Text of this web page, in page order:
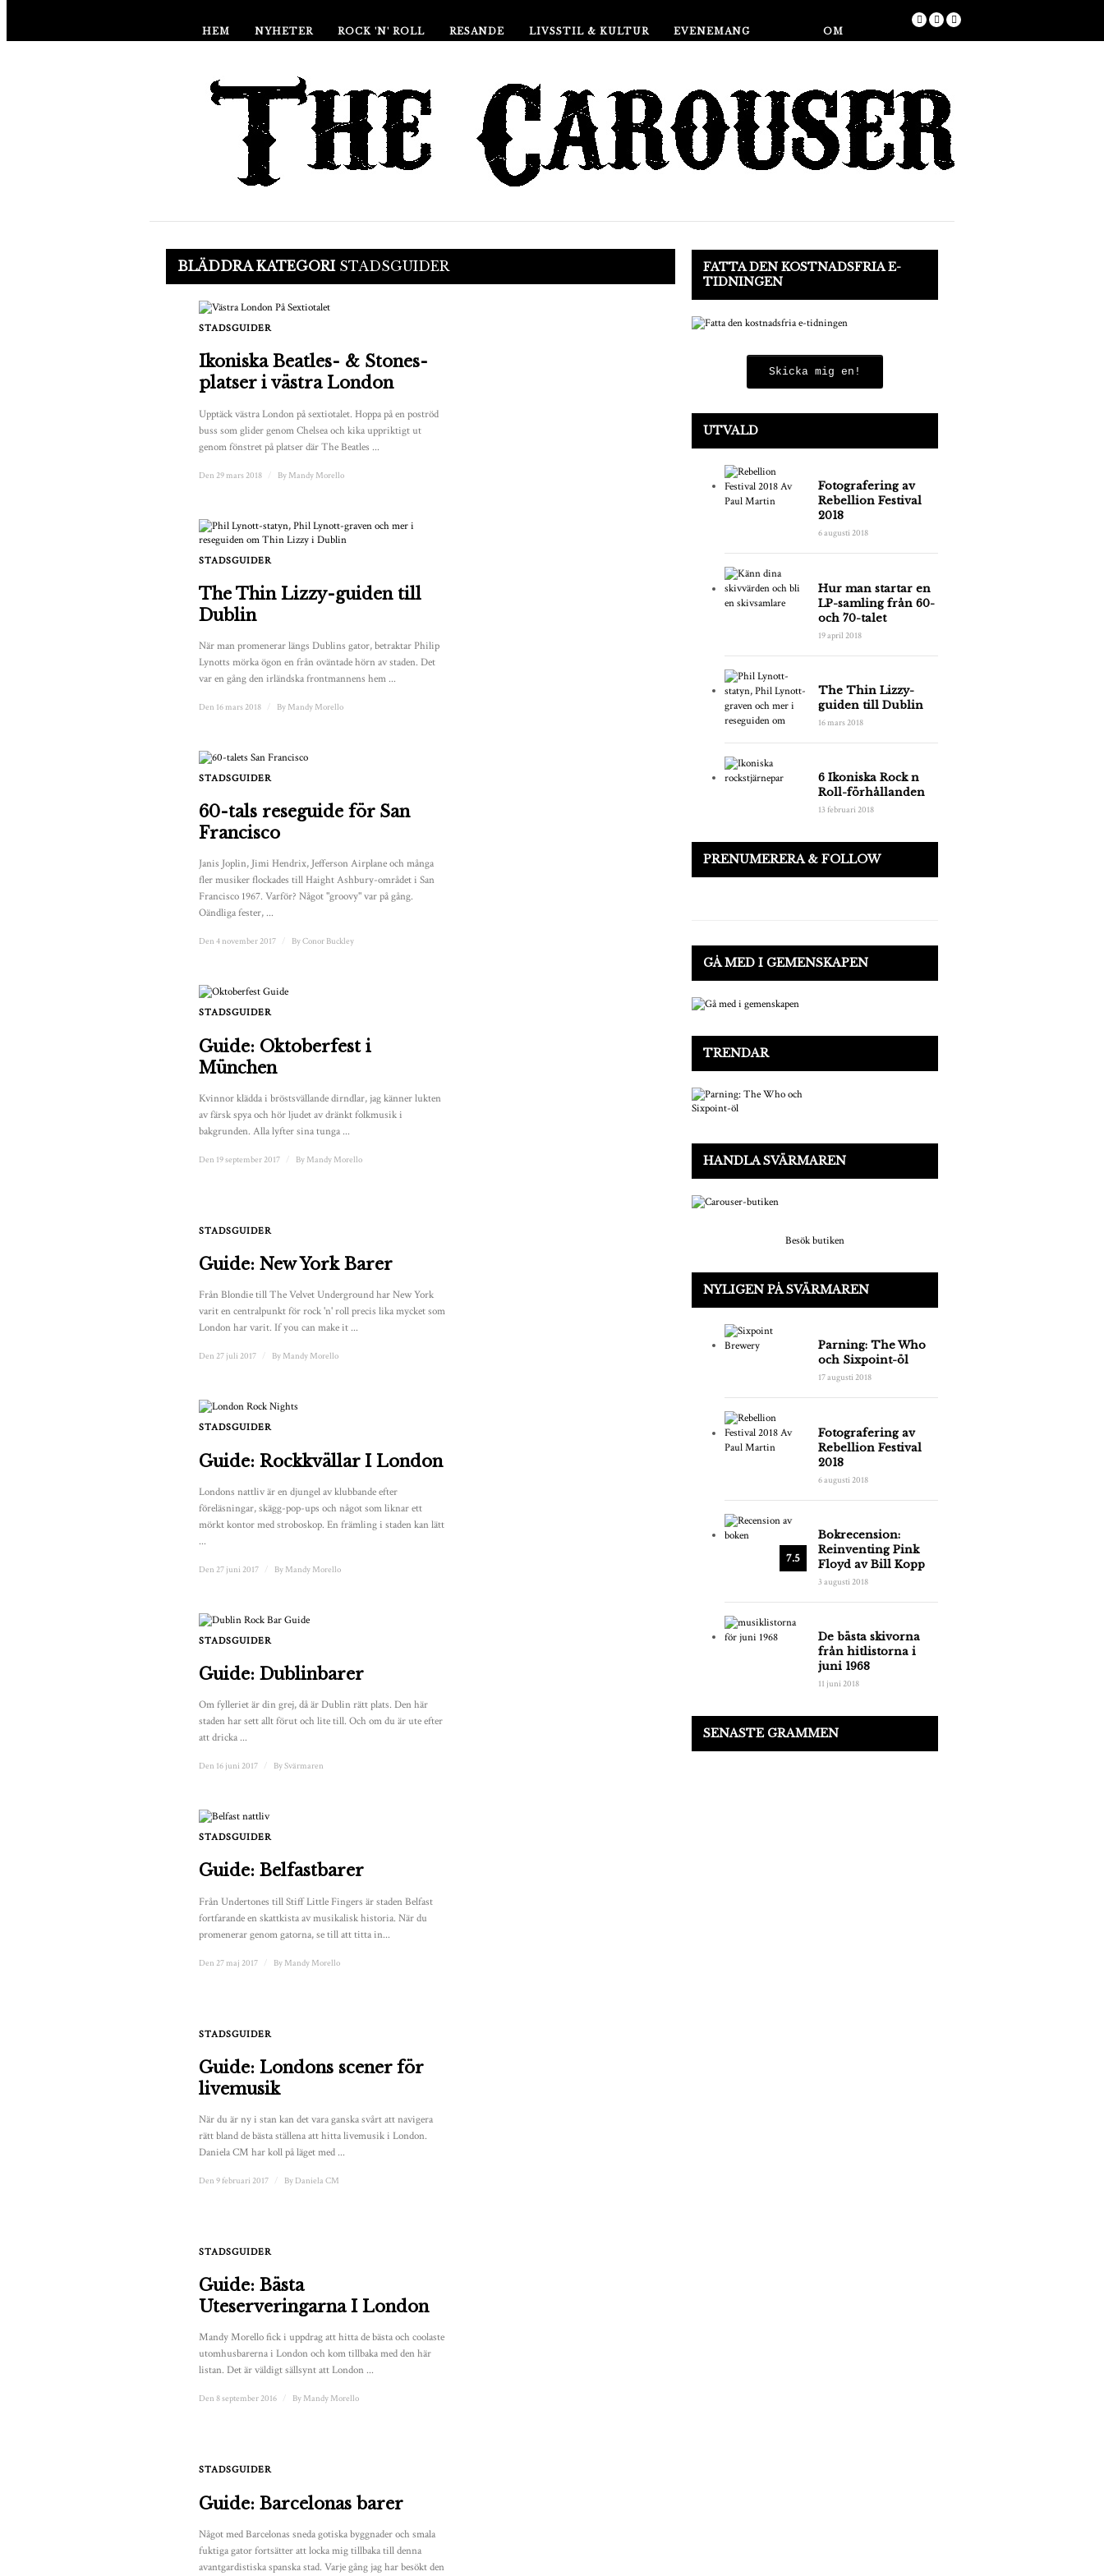
HEM NYHETER ROCK 'N' ROLL RESANDE LIVSSTIL & KULTUR EVENEMANG OM
BLÄDDRA KATEGORI STADSGUIDER
STADSGUIDER
Ikoniska Beatles- & Stones-
platser i västra London
Upptäck västra London på sextiotalet. Hoppa på en poströd
buss som glider genom Chelsea och kika uppriktigt ut
genom fönstret på platser där The Beatles ...
Den 29 mars 2018 By Mandy Morello
STADSGUIDER
The Thin Lizzy-guiden till
Dublin
När man promenerar längs Dublins gator, betraktar Philip
Lynotts mörka ögon en från oväntade hörn av staden. Det
var en gång den irländska frontmannens hem ...
Den 16 mars 2018 By Mandy Morello
STADSGUIDER
60-tals reseguide för San
Francisco
Janis Joplin, Jimi Hendrix, Jefferson Airplane och många
fler musiker flockades till Haight Ashbury-området i San
Francisco 1967. Varför? Något "groovy" var på gång.
Oändliga fester, ...
Den 4 november 2017 ByConor Buckley
STADSGUIDER
Guide: Oktoberfest i
München
Kvinnor klädda i bröstsvällande dirndlar, jag känner lukten
av färsk spya och hör ljudet av dränkt folkmusik i
bakgrunden. Alla lyfter sina tunga ...
Den 19 september 2017 By Mandy Morello
STADSGUIDER
Guide: New York Barer
Från Blondie till The Velvet Underground har New York
varit en centralpunkt för rock 'n' roll precis lika mycket som
London har varit. If you can make it ...
Den 27 juli 2017 By Mandy Morello
STADSGUIDER
Guide: Rockkvällar I London
Londons nattliv är en djungel av klubbande efter
föreläsningar, skägg-pop-ups och något som liknar ett
mörkt kontor med stroboskop. En främling i staden kan lätt
...
Den 27 juni 2017 By Mandy Morello
STADSGUIDER
Guide: Dublinbarer
Om fylleriet är din grej, då är Dublin rätt plats. Den här
staden har sett allt förut och lite till. Och om du är ute efter
att dricka ...
Den 16 juni 2017 BySvärmaren
STADSGUIDER
Guide: Belfastbarer
Från Undertones till Stiff Little Fingers är staden Belfast
fortfarande en skattkista av musikalisk historia. När du
promenerar genom gatorna, se till att titta in...
Den 27 maj 2017 By Mandy Morello
STADSGUIDER
Guide: Londons scener för
livemusik
När du är ny i stan kan det vara ganska svårt att navigera
rätt bland de bästa ställena att hitta livemusik i London.
Daniela CM har koll på läget med ...
Den 9 februari 2017 By Daniela CM
STADSGUIDER
Guide: Bästa
Uteserveringarna I London
Mandy Morello fick i uppdrag att hitta de bästa och coolaste
utomhusbarerna i London och kom tillbaka med den här
listan. Det är väldigt sällsynt att London ...
Den 8 september 2016 By Mandy Morello
STADSGUIDER
Guide: Barcelonas barer
Något med Barcelonas sneda gotiska byggnader och smala
fuktiga gator fortsätter att locka mig tillbaka till denna
avantgardistiska spanska stad. Varje gång jag har besökt den
FATTA DEN KOSTNADSFRIA E-
TIDNINGEN
Skicka mig en!
UTVALD
Fotografering av
Rebellion Festival
2018
6 augusti 2018
Hur man startar en
LP-samling från 60-
och 70-talet
19 april 2018
The Thin Lizzy-
guiden till Dublin
16 mars 2018
6 Ikoniska Rock n
Roll-förhållanden
13 februari 2018
PRENUMERERA & FOLLOW
GÅ MED I GEMENSKAPEN
TRENDAR
HANDLA SVÄRMAREN
Besök butiken
NYLIGEN PÅ SVÄRMAREN
Parning: The Who
och Sixpoint-öl
17 augusti 2018
Fotografering av
Rebellion Festival
2018
6 augusti 2018
7.5
Bokrecension:
Reinventing Pink
Floyd av Bill Kopp
3 augusti 2018
De bästa skivorna
från hitlistorna i
juni 1968
11 juni 2018
SENASTE GRAMMEN